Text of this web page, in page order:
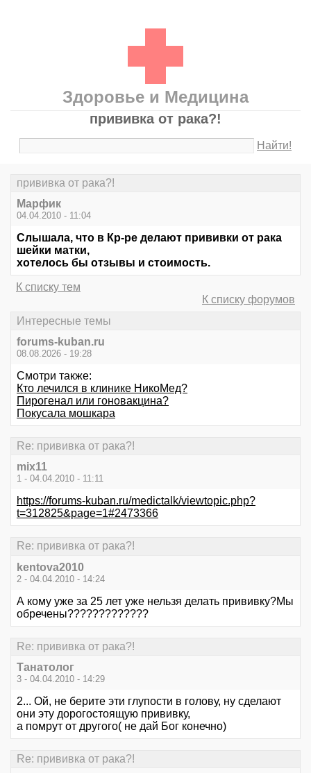
Здоровье и Медицина
прививка от рака?!
Найти!
прививка от рака?!
Марфик
04.04.2010 - 11:04
Слышала, что в Кр-ре делают прививки от рака
шейки матки,
хотелось бы отзывы и стоимость.
К списку тем
К списку форумов
Интересные темы
forums-kuban.ru
08.08.2026 - 19:28
Смотри также:
Кто лечился в клинике НикоМед?
Пирогенал или гоновакцина?
Покусала мошкара
Re: прививка от рака?!
mix11
1 - 04.04.2010 - 11:11
https://forums-kuban.ru/medictalk/viewtopic.php?
t=312825&page=1#2473366
Re: прививка от рака?!
kentova2010
2 - 04.04.2010 - 14:24
А кому уже за 25 лет уже нельзя делать прививку?Мы
обречены?????????????
Re: прививка от рака?!
Танатолог
3 - 04.04.2010 - 14:29
2... Ой, не берите эти глупости в голову, ну сделают
они эту дорогостоящую прививку,
а помрут от другого( не дай Бог конечно)
Re: прививка от рака?!